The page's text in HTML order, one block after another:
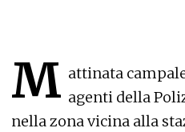
M attinata
agenti della
nella zona vicina alla